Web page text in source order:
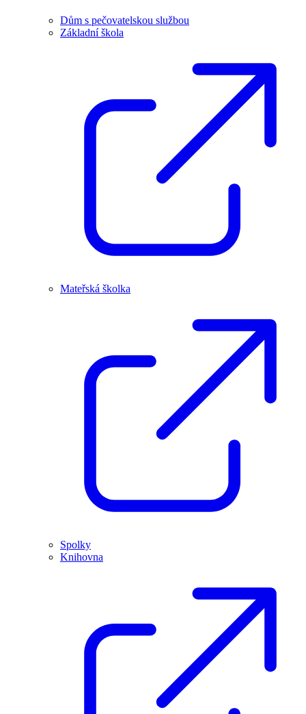
Dům s pečovatelskou službou
Základní škola
Mateřská školka
Spolky
Knihovna